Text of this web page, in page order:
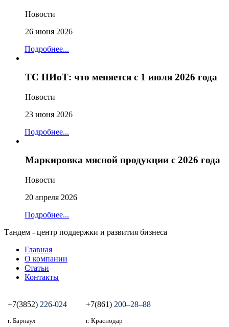
Новости
26 июня 2026
Подробнее...
ТС ПИоТ: что меняется с 1 июля 2026 года
Новости
23 июня 2026
Подробнее...
Маркировка мясной продукции с 2026 года
Новости
20 апреля 2026
Подробнее...
Тандем - центр поддержки и развития бизнеса
Главная
О компании
Статьи
Контакты
+7(3852) 226-024
г. Барнаул
+7(861) 200‒28‒88
г. Краснодар